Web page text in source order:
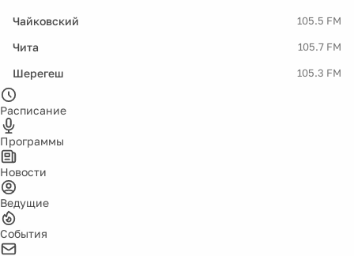
Чайковский 105.5 FM
Чита 105.7 FM
Шерегеш 105.3 FM
Расписание
Программы
Новости
Ведущие
События